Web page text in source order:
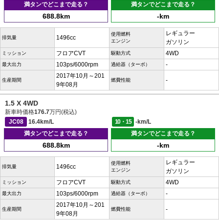
満タンでどこまで走る？
688.8km
満タンでどこまで走る？
-km
排気量 1496cc
使用燃料
エンジン
レギュラー
ガソリン
ミッション フロアCVT 駆動方式 4WD
最大出力 103ps/6000rpm 過給器（ターボ） -
生産期間
2017年10月～201
9年08月
燃費性能 -
1.5 X 4WD
新車時価格176.7万円(税込)
JC08
16.4km/L 10・15
-km/L
満タンでどこまで走る？
688.8km
満タンでどこまで走る？
-km
排気量 1496cc
使用燃料
エンジン
レギュラー
ガソリン
ミッション フロアCVT 駆動方式 4WD
最大出力 103ps/6000rpm 過給器（ターボ） -
生産期間
2017年10月～201
9年08月
燃費性能 -